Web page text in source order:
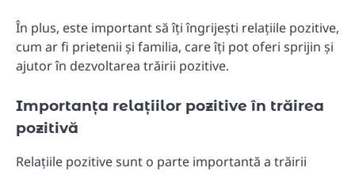
În plus, este important să îți îngrijești relațiile pozitive,
cum ar fi prietenii și familia, care îți pot oferi sprijin și
ajutor în dezvoltarea trăirii pozitive.
Importanța relațiilor pozitive în trăirea
pozitivă
Relațiile pozitive sunt o parte importantă a trăirii